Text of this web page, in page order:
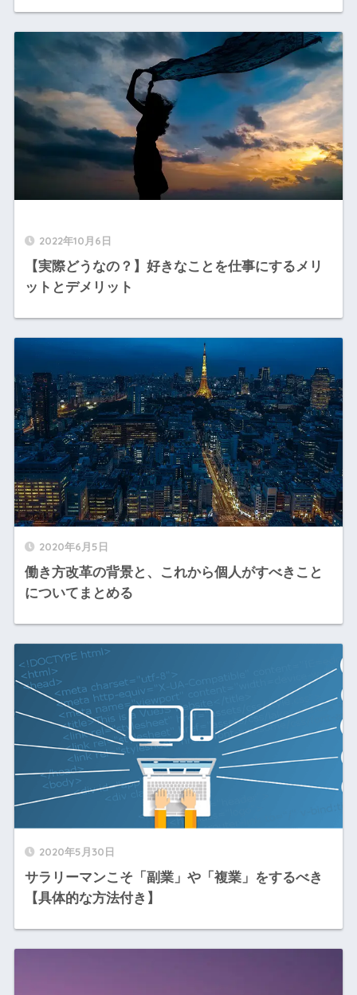
2022年10月6日
【実際どうなの？】好きなことを仕事にするメリ
ットとデメリット
2020年6月5日
働き方改革の背景と、これから個人がすべきこと
についてまとめる
2020年5月30日
サラリーマンこそ「副業」や「複業」をするべき
【具体的な方法付き】